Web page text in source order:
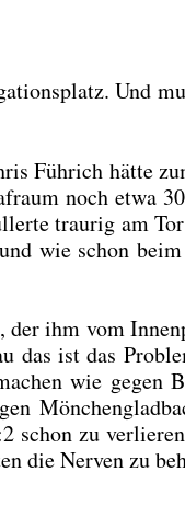
Und
Füh­rich hät­te
noch etwa
trau­rig am
wie schon
der ihm vom
das ist das
wie gegen
schon zu
die Ner­ven zu